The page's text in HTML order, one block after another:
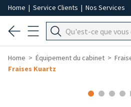
Home | Service Clients | Nos Services
Home Équipement du cabinet
Fraises Kuartz